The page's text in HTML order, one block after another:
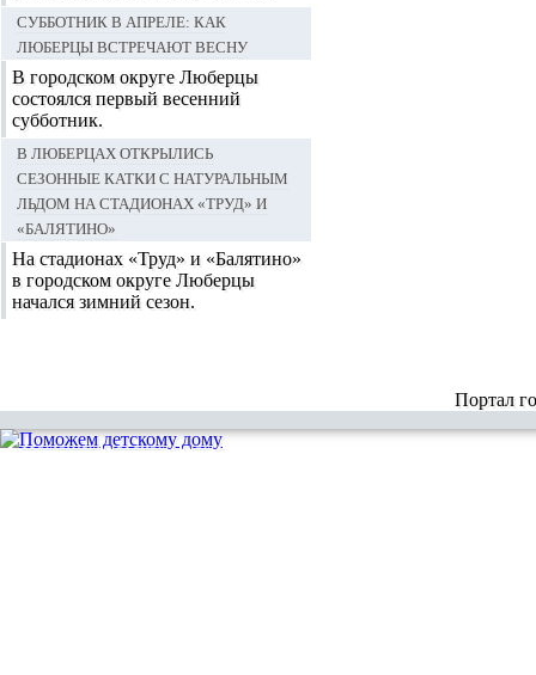
Субботник в апреле: как
Люберцы встречают весну
В городском округе Люберцы
состоялся первый весенний
субботник.
В Люберцах открылись
сезонные катки с натуральным
льдом на стадионах «Труд» и
«Балятино»
На стадионах «Труд» и «Балятино»
в городском округе Люберцы
начался зимний сезон.
Портал